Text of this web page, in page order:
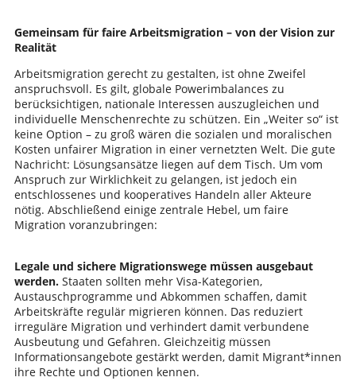
Gemeinsam für faire Arbeitsmigration – von der Vision zur
Realität
Arbeitsmigration gerecht zu gestalten, ist ohne Zweifel
anspruchsvoll. Es gilt, globale Powerimbalances zu
berücksichtigen, nationale Interessen auszugleichen und
individuelle Menschenrechte zu schützen. Ein „Weiter so“ ist
keine Option – zu groß wären die sozialen und moralischen
Kosten unfairer Migration in einer vernetzten Welt. Die gute
Nachricht: Lösungsansätze liegen auf dem Tisch. Um vom
Anspruch zur Wirklichkeit zu gelangen, ist jedoch ein
entschlossenes und kooperatives Handeln aller Akteure
nötig. Abschließend einige zentrale Hebel, um faire
Migration voranzubringen:
Legale und sichere Migrationswege müssen ausgebaut
werden.Staaten sollten mehr Visa-Kategorien,
Austauschprogramme und Abkommen schaffen, damit
Arbeitskräfte regulär migrieren können. Das reduziert
irreguläre Migration und verhindert damit verbundene
Ausbeutung und Gefahren. Gleichzeitig müssen
Informationsangebote gestärkt werden, damit Migrant*innen
ihre Rechte und Optionen kennen.